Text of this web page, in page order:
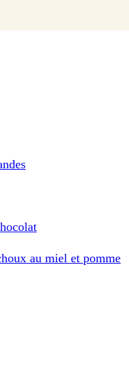
au miel et pomme